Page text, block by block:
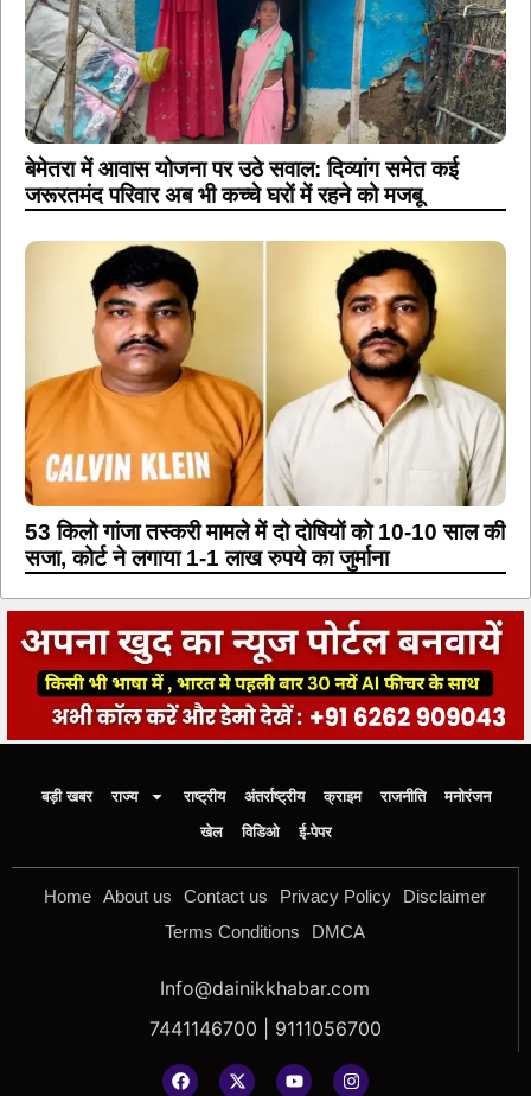
बेमेतरा में आवास योजना पर उठे सवाल: दिव्यांग समेत कई
जरूरतमंद परिवार अब भी कच्चे घरों में रहने को मजबू
53 किलो गांजा तस्करी मामले में दो दोषियों को 10-10 साल की
सजा, कोर्ट ने लगाया 1-1 लाख रुपये का जुर्माना
बड़ी खबर राज्य राष्ट्रीय अंतर्राष्ट्रीय क्राइम राजनीति
मनोरंजन
खेल
विडिओ ई-पेपर
Home About us Contact us Privacy Policy
Disclaimer
Terms Conditions
DMCA
Info@dainikkhabar.com
7441146700 | 9111056700